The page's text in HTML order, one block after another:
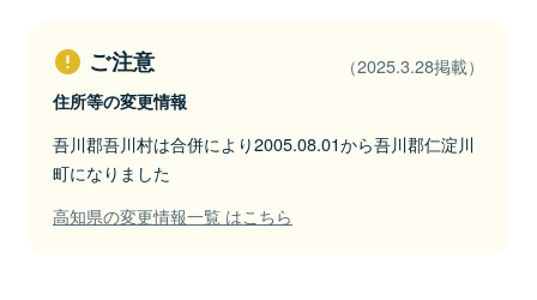
ご注意 （2025.3.28掲載）
住所等の変更情報
吾川郡吾川村は合併により2005.08.01から吾川郡仁淀川
町になりました
高知県の変更情報一覧 はこちら